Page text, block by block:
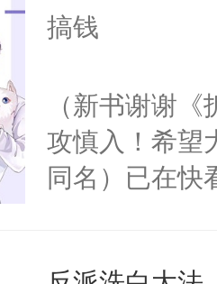
用力——为你
搞钱
（新书谢谢
攻慎入！希望
同名）已在快